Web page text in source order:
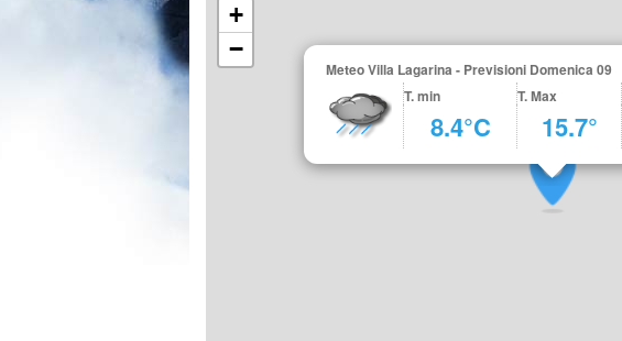
Meteo Villa Lagarina - Previsioni Domenica 09
T. min
T. Max
8.4°C 15.7°
+
−